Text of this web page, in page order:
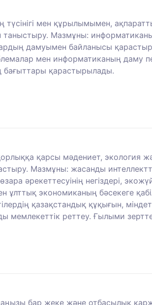
түсінігі мен құрылымымен,
Мазмұны:
дамуымен байланысы
мен информатиканың даму
қарастырылады.
қарсы мәдениет, экология және
Мазмұны: жасанды
әрекеттесуінің негіздері,
экономиканың бәсекеге
қазақстандық құқығын,
реттеу. Ғылыми
бар жеке және отбасылық